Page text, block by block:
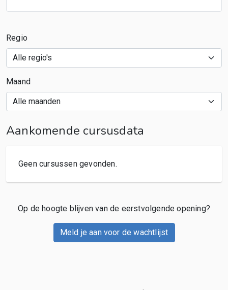
Regio
Maand
Aankomende cursusdata
Geen cursussen gevonden.
Op de hoogte blijven van de eerstvolgende opening?
Meld je aan voor de wachtlijst